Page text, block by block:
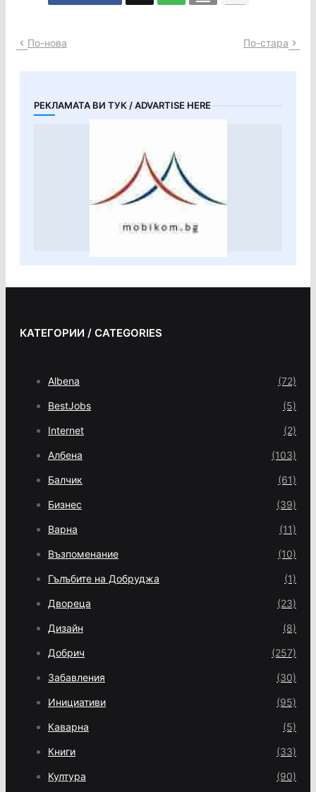
По-нова По-стара
РЕКЛАМАТА ВИ ТУК / ADVARTISE HERE
КАТЕГОРИИ / CATEGORIES
Albena (72)
BestJobs (5)
Internet (2)
Албена (103)
Балчик (61)
Бизнес (39)
Варна (11)
Възпоменание (10)
Гълъбите на Добруджа (1)
Двореца (23)
Дизайн (8)
Добрич (257)
Забавления (30)
Инициативи (95)
Каварна (5)
Книги (33)
Култура (90)